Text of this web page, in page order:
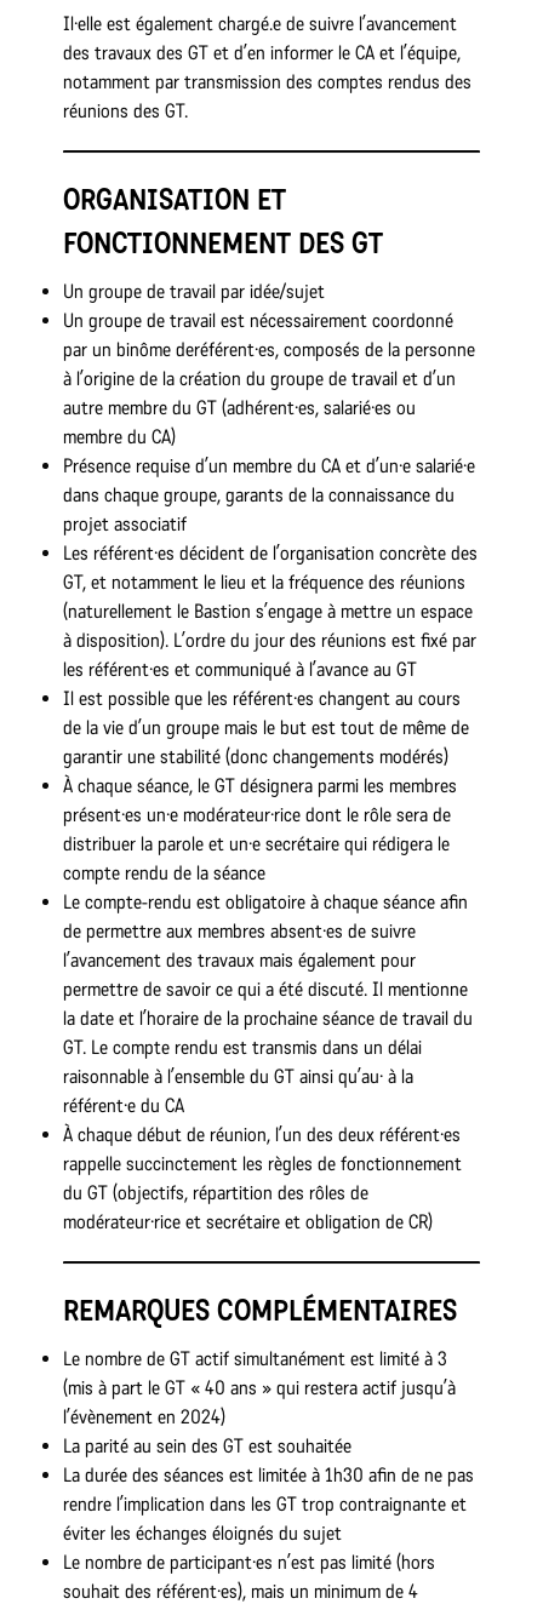
Il·elle est également chargé.e de suivre l’avancement
des travaux des GT et d’en informer le CA et l’équipe,
notamment par transmission des comptes rendus des
réunions des GT.
ORGANISATION ET
FONCTIONNEMENT DES GT
Un groupe de travail par idée/sujet
Un groupe de travail est nécessairement coordonné
par un binôme deréférent·es, composés de la personne
à l’origine de la création du groupe de travail et d’un
autre membre du GT (adhérent·es, salarié·es ou
membre du CA)
Présence requise d’un membre du CA et d’un·e salarié·e
dans chaque groupe, garants de la connaissance du
projet associatif
Les référent·es décident de l’organisation concrète des
GT, et notamment le lieu et la fréquence des réunions
(naturellement le Bastion s’engage à mettre un espace
à disposition). L’ordre du jour des réunions est fixé par
les référent·es et communiqué à l’avance au GT
Il est possible que les référent·es changent au cours
de la vie d’un groupe mais le but est tout de même de
garantir une stabilité (donc changements modérés)
À chaque séance, le GT désignera parmi les membres
présent·es un·e modérateur·rice dont le rôle sera de
distribuer la parole et un·e secrétaire qui rédigera le
compte rendu de la séance
Le compte-rendu est obligatoire à chaque séance afin
de permettre aux membres absent·es de suivre
l’avancement des travaux mais également pour
permettre de savoir ce qui a été discuté. Il mentionne
la date et l’horaire de la prochaine séance de travail du
GT. Le compte rendu est transmis dans un délai
raisonnable à l’ensemble du GT ainsi qu’au· à la
référent·e du CA
À chaque début de réunion, l’un des deux référent·es
rappelle succinctement les règles de fonctionnement
du GT (objectifs, répartition des rôles de
modérateur·rice et secrétaire et obligation de CR)
REMARQUES COMPLÉMENTAIRES
Le nombre de GT actif simultanément est limité à 3
(mis à part le GT « 40 ans » qui restera actif jusqu’à
l’évènement en 2024)
La parité au sein des GT est souhaitée
La durée des séances est limitée à 1h30 afin de ne pas
rendre l’implication dans les GT trop contraignante et
éviter les échanges éloignés du sujet
Le nombre de participant·es n’est pas limité (hors
souhait des référent·es), mais un minimum de 4